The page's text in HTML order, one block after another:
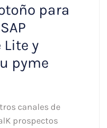
para
Lite y
pyme
canales de
prospectos